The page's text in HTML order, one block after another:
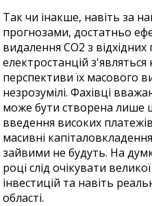
Так чи інакше, навіть за
прогнозами, достатньо
видалення CO2 з відхідних
електростанцій
перспективи їх масового
незрозумілі. Фахівці
може бути створена лише
введення високих
масивні
зайвими не будуть. На
році слід очікувати
інвестицій та навіть
області.